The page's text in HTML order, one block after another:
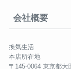
会社概要
換気生活
本店所在地
〒145-0064 東京都大